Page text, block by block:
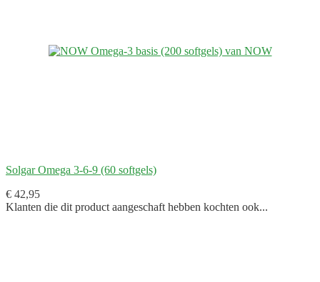
Solgar Omega 3-6-9 (60 softgels)
€ 42,95
Klanten die dit product aangeschaft hebben kochten ook...